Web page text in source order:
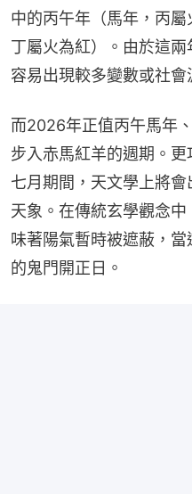
中的丙午年（馬年，丙屬
丁屬火為紅）。由於這
容易出現較多變數或社會
而2026年正值丙午馬年
步入赤馬紅羊的週期。
七月期間，天文學上將
天象。在傳統玄學觀念
味著陽氣暫時被遮蔽，
的鬼門開正日。